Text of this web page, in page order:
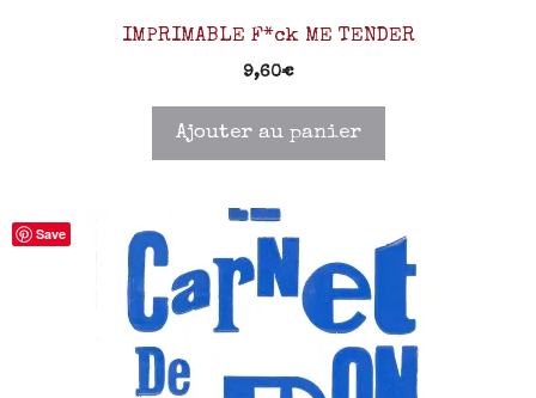
IMPRIMABLE F*ck ME TENDER
9,60€
Ajouter au panier
Save